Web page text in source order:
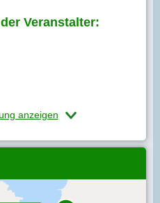
Veranstalter:
anzeigen